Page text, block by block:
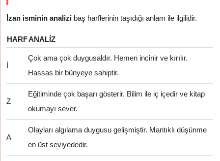
İzan isminin analizi baş harflerinin taşıdığı anlam ile ilgilidir.
HARFANALIZ
İ
Çok ama çok duygusaldır. Hemen incinir ve kırılır.
Hassas bir bünyeye sahiptir.
Z
Eğitiminde çok başarı gösterir. Bilim ile iç içedir ve kitap
okumayı sever.
A
Olayları algılama duygusu gelişmiştir. Mantıklı düşünme
en üst seviyededir.